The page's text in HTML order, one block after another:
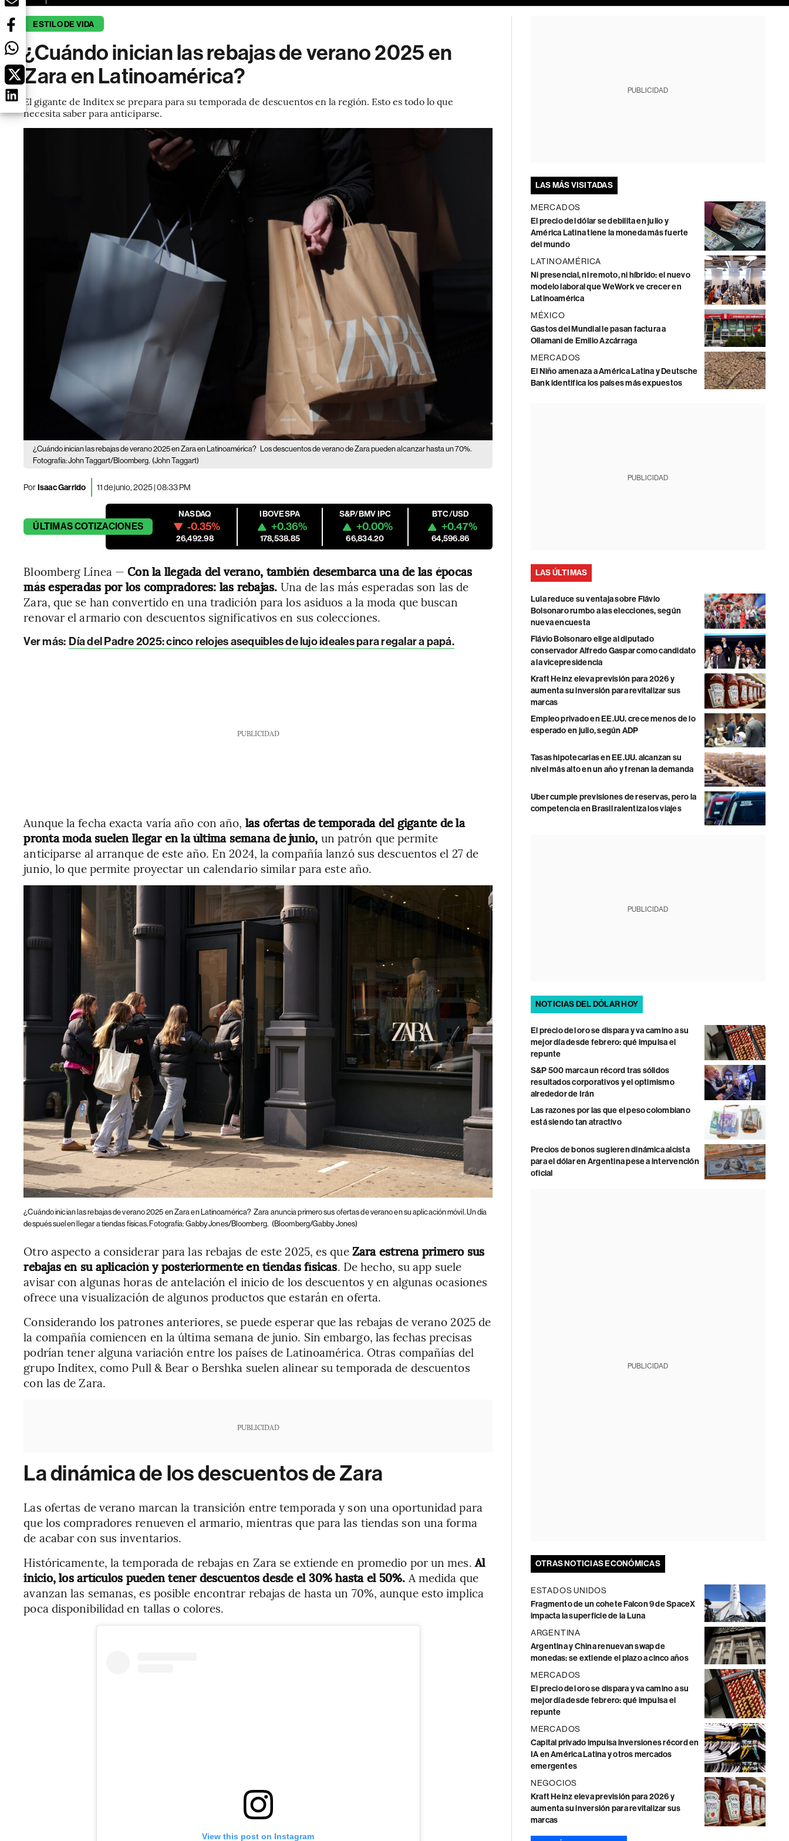
ESTILO DE VIDA
¿Cuándo inician las rebajas de verano 2025 en
Zara en Latinoamérica?
El gigante de Inditex se prepara para su temporada de descuentos en la región. Esto es todo lo que
necesita saber para anticiparse.
¿Cuándo inician las rebajas de verano 2025 en Zara en Latinoamérica? Los descuentos de verano de Zara pueden alcanzar hasta un 70%.
Fotografía: John Taggart/Bloomberg. (John Taggart)
PorIsaac Garrido 11 de junio, 2025 | 08:33 PM
ÚLTIMASCOTIZACIONES
NASDAQ
-0.35%
26,492.98
IBOVESPA
+0.36%
178,538.85
S&P/BMV IPC
+0.00%
66,834.20
BTC/USD
+0.47%
64,596.86
Bloomberg Línea —Con la llegada del verano, también desembarca una de las épocas
más esperadas por los compradores: las rebajas. Una de las más esperadas son las de
Zara, que se han convertido en una tradición para los asiduos a la moda que buscan
renovar el armario con descuentos significativos en sus colecciones.
Ver más: Día del Padre 2025: cinco relojes asequibles de lujo ideales para regalar a papá.
PUBLICIDAD
Aunque la fecha exacta varía año con año, las ofertas de temporada del gigante de la
pronta moda suelen llegar en la última semana de junio, un patrón que permite
anticiparse al arranque de este año. En 2024, la compañía lanzó sus descuentos el 27 de
junio, lo que permite proyectar un calendario similar para este año.
¿Cuándo inician las rebajas de verano 2025 en Zara en Latinoamérica? Zara anuncia primero sus ofertas de verano en su aplicación móvil. Un día
después suelen llegar a tiendas físicas. Fotografía: Gabby Jones/Bloomberg. (Bloomberg/Gabby Jones)
Otro aspecto a considerar para las rebajas de este 2025, es queZara estrena primero sus
rebajas en su aplicación y posteriormente en tiendas físicas. De hecho, su app suele
avisar con algunas horas de antelación el inicio de los descuentos y en algunas ocasiones
ofrece una visualización de algunos productos que estarán en oferta.
Considerando los patrones anteriores, se puede esperar que las rebajas de verano 2025 de
la compañía comiencen en la última semana de junio. Sin embargo, las fechas precisas
podrían tener alguna variación entre los países de Latinoamérica. Otras compañías del
grupo Inditex, como Pull & Bear o Bershka suelen alinear su temporada de descuentos
con las de Zara.
PUBLICIDAD
La dinámica de los descuentos de Zara
Las ofertas de verano marcan la transición entre temporada y son una oportunidad para
que los compradores renueven el armario, mientras que para las tiendas son una forma
de acabar con sus inventarios.
Históricamente, la temporada de rebajas en Zara se extiende en promedio por un mes.Al
inicio, los artículos pueden tener descuentos desde el 30% hasta el 50%. A medida que
avanzan las semanas, es posible encontrar rebajas de hasta un 70%, aunque esto implica
poca disponibilidad en tallas o colores.
View this post on Instagram
PUBLICIDAD
LAS MÁS VISITADAS
MERCADOS
El precio del dólar se debilita en julio y
América Latina tiene la moneda más fuerte
del mundo
LATINOAMÉRICA
Ni presencial, ni remoto, ni híbrido: el nuevo
modelo laboral que WeWork ve crecer en
Latinoamérica
MÉXICO
Gastos del Mundial le pasan factura a
Ollamani de Emilio Azcárraga
MERCADOS
El Niño amenaza a América Latina y Deutsche
Bank identifica los países más expuestos
PUBLICIDAD
LAS ÚLTIMAS
Lula reduce su ventaja sobre Flávio
Bolsonaro rumbo a las elecciones, según
nueva encuesta
Flávio Bolsonaro elige al diputado
conservador Alfredo Gaspar como candidato
a la vicepresidencia
Kraft Heinz eleva previsión para 2026 y
aumenta su inversión para revitalizar sus
marcas
Empleo privado en EE.UU. crece menos de lo
esperado en julio, según ADP
Tasas hipotecarias en EE.UU. alcanzan su
nivel más alto en un año y frenan la demanda
Uber cumple previsiones de reservas, pero la
competencia en Brasil ralentiza los viajes
PUBLICIDAD
NOTICIAS DEL DÓLAR HOY
El precio del oro se dispara y va camino a su
mejor día desde febrero: qué impulsa el
repunte
S&P 500 marca un récord tras sólidos
resultados corporativos y el optimismo
alrededor de Irán
Las razones por las que el peso colombiano
está siendo tan atractivo
Precios de bonos sugieren dinámica alcista
para el dólar en Argentina pese a intervención
oficial
PUBLICIDAD
OTRAS NOTICIAS ECONÓMICAS
ESTADOS UNIDOS
Fragmento de un cohete Falcon 9 de SpaceX
impacta la superficie de la Luna
ARGENTINA
Argentina y China renuevan swap de
monedas: se extiende el plazo a cinco años
MERCADOS
El precio del oro se dispara y va camino a su
mejor día desde febrero: qué impulsa el
repunte
MERCADOS
Capital privado impulsa inversiones récord en
IA en América Latina y otros mercados
emergentes
NEGOCIOS
Kraft Heinz eleva previsión para 2026 y
aumenta su inversión para revitalizar sus
marcas